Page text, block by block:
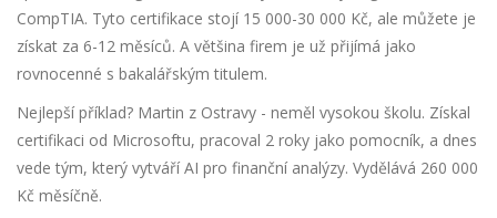
CompTIA. Tyto certifikace stojí 15 000-30 000 Kč, ale můžete je
získat za 6-12 měsíců. A většina firem je už přijímá jako
rovnocenné s bakalářským titulem.
Nejlepší příklad? Martin z Ostravy - neměl vysokou školu. Získal
certifikaci od Microsoftu, pracoval 2 roky jako pomocník, a dnes
vede tým, který vytváří AI pro finanční analýzy. Vydělává 260 000
Kč měsíčně.